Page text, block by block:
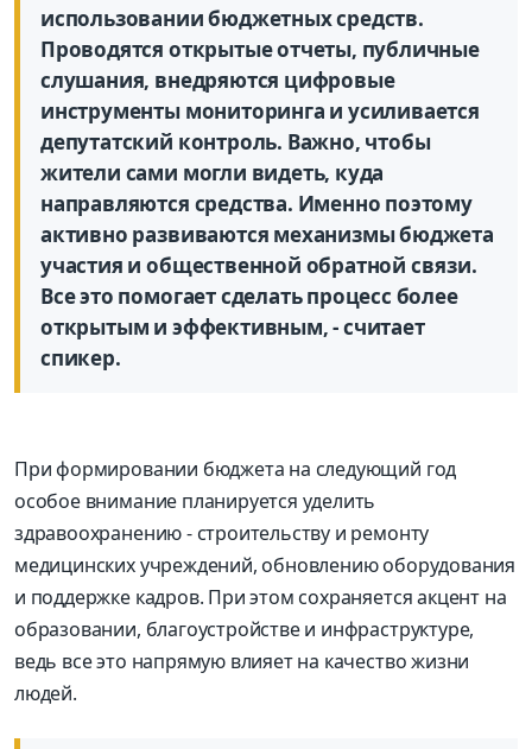
использовании бюджетных средств.
Проводятся открытые отчеты, публичные
слушания, внедряются цифровые
инструменты мониторинга и усиливается
депутатский контроль. Важно, чтобы
жители сами могли видеть, куда
направляются средства. Именно поэтому
активно развиваются механизмы бюджета
участия и общественной обратной связи.
Все это помогает сделать процесс более
открытым и эффективным, - считает
спикер.
При формировании бюджета на следующий год
особое внимание планируется уделить
здравоохранению - строительству и ремонту
медицинских учреждений, обновлению оборудования
и поддержке кадров. При этом сохраняется акцент на
образовании, благоустройстве и инфраструктуре,
ведь все это напрямую влияет на качество жизни
людей.